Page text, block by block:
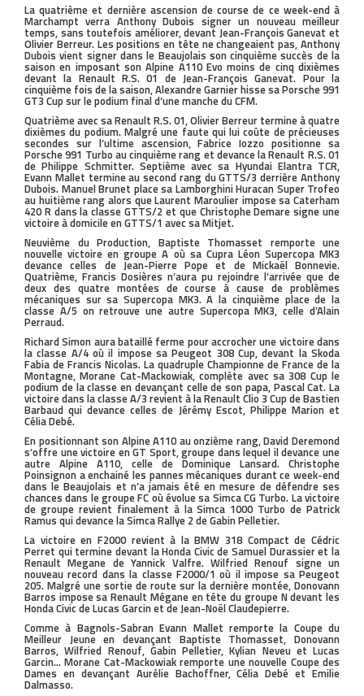
La quatrième et dernière ascension de course de ce week-end à
Marchampt verra Anthony Dubois signer un nouveau meilleur
temps, sans toutefois améliorer, devant Jean-François Ganevat et
Olivier Berreur. Les positions en tête ne changeaient pas, Anthony
Dubois vient signer dans le Beaujolais son cinquième succès de la
saison en imposant son Alpine A110 Evo moins de cinq dixièmes
devant la Renault R.S. 01 de Jean-François Ganevat. Pour la
cinquième fois de la saison, Alexandre Garnier hisse sa Porsche 991
GT3 Cup sur le podium final d’une manche du CFM.
Quatrième avec sa Renault R.S. 01, Olivier Berreur termine à quatre
dixièmes du podium. Malgré une faute qui lui coûte de précieuses
secondes sur l’ultime ascension, Fabrice Iozzo positionne sa
Porsche 991 Turbo au cinquième rang et devance la Renault R.S. 01
de Philippe Schmitter. Septième avec sa Hyundai Elantra TCR,
Evann Mallet termine au second rang du GTTS/3 derrière Anthony
Dubois. Manuel Brunet place sa Lamborghini Huracan Super Trofeo
au huitième rang alors que Laurent Maroulier impose sa Caterham
420 R dans la classe GTTS/2 et que Christophe Demare signe une
victoire à domicile en GTTS/1 avec sa Mitjet.
Neuvième du Production, Baptiste Thomasset remporte une
nouvelle victoire en groupe A où sa Cupra Léon Supercopa MK3
devance celles de Jean-Pierre Pope et de Mickaël Bonnevie.
Quatrième, Francis Dosières n’aura pu rejoindre l’arrivée que de
deux des quatre montées de course à cause de problèmes
mécaniques sur sa Supercopa MK3. A la cinquième place de la
classe A/5 on retrouve une autre Supercopa MK3, celle d’Alain
Perraud.
Richard Simon aura bataillé ferme pour accrocher une victoire dans
la classe A/4 où il impose sa Peugeot 308 Cup, devant la Skoda
Fabia de Francis Nicolas. La quadruple Championne de France de la
Montagne, Morane Cat-Mackowiak, complète avec sa 308 Cup le
podium de la classe en devançant celle de son papa, Pascal Cat. La
victoire dans la classe A/3 revient à la Renault Clio 3 Cup de Bastien
Barbaud qui devance celles de Jérémy Escot, Philippe Marion et
Célia Debé.
En positionnant son Alpine A110 au onzième rang, David Deremond
s’offre une victoire en GT Sport, groupe dans lequel il devance une
autre Alpine A110, celle de Dominique Lansard. Christophe
Poinsignon a enchainé les pannes mécaniques durant ce week-end
dans le Beaujolais et n’a jamais été en mesure de défendre ses
chances dans le groupe FC où évolue sa Simca CG Turbo. La victoire
de groupe revient finalement à la Simca 1000 Turbo de Patrick
Ramus qui devance la Simca Rallye 2 de Gabin Pelletier.
La victoire en F2000 revient à la BMW 318 Compact de Cédric
Perret qui termine devant la Honda Civic de Samuel Durassier et la
Renault Megane de Yannick Valfre. Wilfried Renouf signe un
nouveau record dans la classe F2000/1 où il impose sa Peugeot
205. Malgré une sortie de route sur la dernière montée, Donovann
Barros impose sa Renault Mégane en tête du groupe N devant les
Honda Civic de Lucas Garcin et de Jean-Noël Claudepierre.
Comme à Bagnols-Sabran Evann Mallet remporte la Coupe du
Meilleur Jeune en devançant Baptiste Thomasset, Donovann
Barros, Wilfried Renouf, Gabin Pelletier, Kylian Neveu et Lucas
Garcin… Morane Cat-Mackowiak remporte une nouvelle Coupe des
Dames en devançant Aurélie Bachoffner, Célia Debé et Emilie
Dalmasso.